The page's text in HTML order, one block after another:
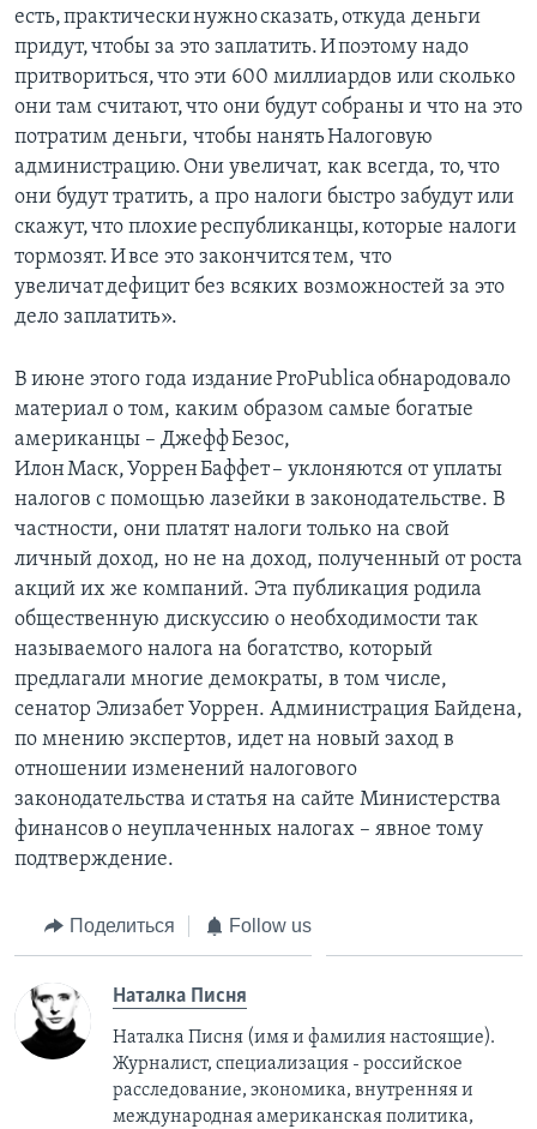
есть, практически нужно сказать, откуда деньги
придут, чтобы за это заплатить. И поэтому надо
притвориться, что эти 600 миллиардов или сколько
они там считают, что они будут собраны и что на это
потратим деньги, чтобы нанять Налоговую
администрацию. Они увеличат, как всегда, то, что
они будут тратить, а про налоги быстро забудут или
скажут, что плохие республиканцы, которые налоги
тормозят. И все это закончится тем, что
увеличат дефицит без всяких возможностей за это
дело заплатить».
В июне этого года издание ProPublica обнародовало
материал о том, каким образом самые богатые
американцы – Джефф Безос,
Илон Маск, Уоррен Баффет – уклоняются от уплаты
налогов с помощью лазейки в законодательстве. В
частности, они платят налоги только на свой
личный доход, но не на доход, полученный от роста
акций их же компаний. Эта публикация родила
общественную дискуссию о необходимости так
называемого налога на богатство, который
предлагали многие демократы, в том числе,
сенатор Элизабет Уоррен. Администрация Байдена,
по мнению экспертов, идет на новый заход в
отношении изменений налогового
законодательства и статья на сайте Министерства
финансов о неуплаченных налогах – явное тому
подтверждение.
Поделиться Follow us
Наталка Писня
Наталка Писня (имя и фамилия настоящие).
Журналист, специализация - российское
расследование, экономика, внутренняя и
международная американская политика,